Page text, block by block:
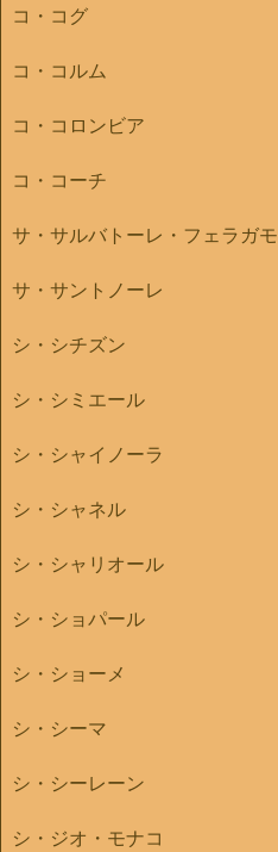
コ・コグ
コ・コルム
コ・コロンビア
コ・コーチ
サ・サルバトーレ・フェラガモ
サ・サントノーレ
シ・シチズン
シ・シミエール
シ・シャイノーラ
シ・シャネル
シ・シャリオール
シ・ショパール
シ・ショーメ
シ・シーマ
シ・シーレーン
シ・ジオ・モナコ